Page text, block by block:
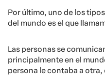
Por último, uno de los
del mundo es el que
Las personas se
principalmente en el
persona le contaba a otra,